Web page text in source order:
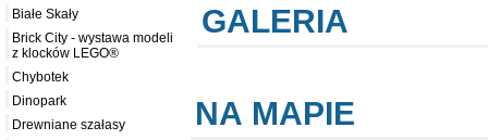
Białe Skały
Brick City - wystawa modeli
z klocków LEGO®
Chybotek
Dinopark
Drewniane szałasy
GALERIA
NA MAPIE